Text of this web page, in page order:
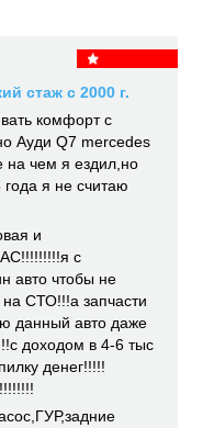
стаж с 2000 г.
комфорт с
Ауди Q7 mercedes
на чем я ездил,но
я не считаю
и
с
авто чтобы не
на СТО!!!а запчасти
данный авто даже
доходом в 4-6 тыс
денег!!!!!